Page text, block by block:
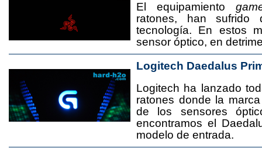
El equipamiento
ratones, han sufrido
tecnología. En estos
sensor óptico, en
Logitech Daedalus
Logitech ha lanzado
ratones donde la
de los sensores
encontramos el
modelo de entrada.